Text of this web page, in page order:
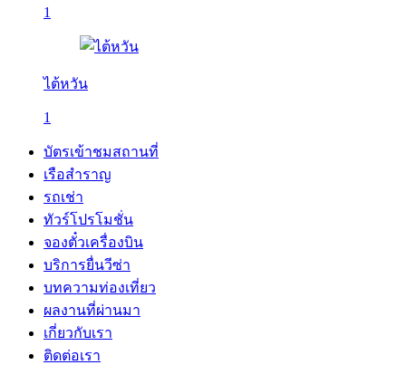
1
ไต้หวัน
1
บัตรเข้าชมสถานที่
เรือสำราญ
รถเช่า
ทัวร์โปรโมชั่น
จองตั๋วเครื่องบิน
บริการยื่นวีซ่า
บทความท่องเที่ยว
ผลงานที่ผ่านมา
เกี่ยวกับเรา
ติดต่อเรา